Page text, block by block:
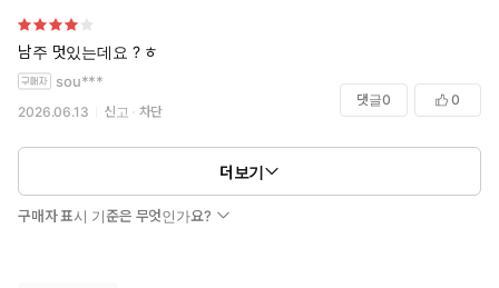
남주 멋있는데요 ? ㅎ
sou***
2026.06.13 신고 차단
댓글0 0
더보기
구매자 표시 기준은 무엇인가요?